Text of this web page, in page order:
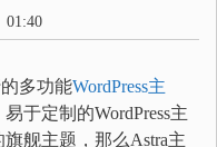
01:40
多功能WordPress主
于定制的WordPress主
旗舰主题，那么Astra主